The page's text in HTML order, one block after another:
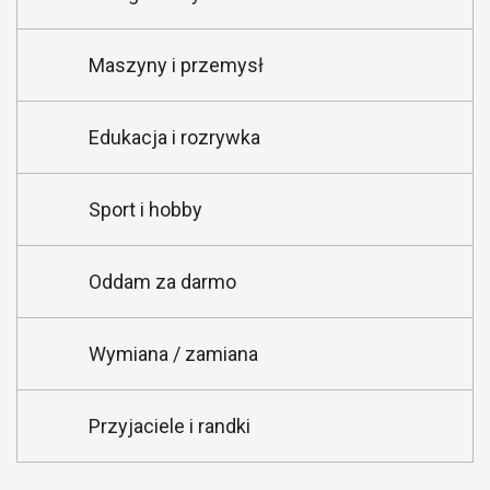
Maszyny i przemysł
Edukacja i rozrywka
Sport i hobby
Oddam za darmo
Wymiana / zamiana
Przyjaciele i randki